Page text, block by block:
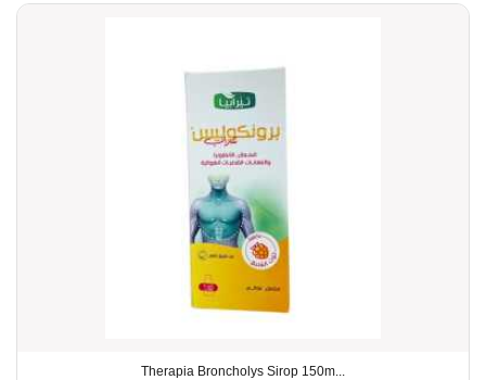
Therapia Broncholys Sirop 150m...